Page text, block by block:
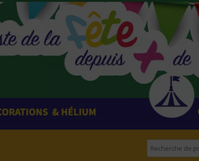
Recherche
pourÂ :